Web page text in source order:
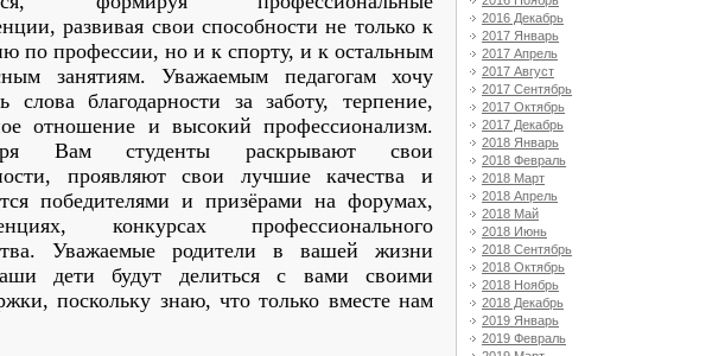
развивая свои способности не только к
по профессии, но и к спорту, и к остальным
занятиям. Уважаемым педагогам хочу
слова благодарности за заботу, терпение,
отношение и высокий профессионализм.
Вам студенты раскрывают свои
проявляют свои лучшие качества и
победителями и призёрами на форумах,
конкурсах профессионального
Уважаемые родители в вашей жизни
дети будут делиться с вами своими
поскольку знаю, что только вместе нам
2016 Декабрь
2017 Январь
2017 Апрель
2017 Август
2017 Сентябрь
2017 Октябрь
2017 Декабрь
2018 Январь
2018 Февраль
2018 Март
2018 Апрель
2018 Май
2018 Июнь
2018 Сентябрь
2018 Октябрь
2018 Ноябрь
2018 Декабрь
2019 Январь
2019 Февраль